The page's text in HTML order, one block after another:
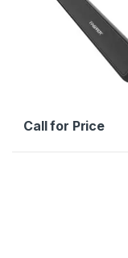
Call for Price